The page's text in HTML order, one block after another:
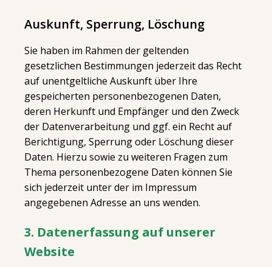
Auskunft, Sperrung, Löschung
Sie haben im Rahmen der geltenden
gesetzlichen Bestimmungen jederzeit das Recht
auf unentgeltliche Auskunft über Ihre
gespeicherten personenbezogenen Daten,
deren Herkunft und Empfänger und den Zweck
der Datenverarbeitung und ggf. ein Recht auf
Berichtigung, Sperrung oder Löschung dieser
Daten. Hierzu sowie zu weiteren Fragen zum
Thema personenbezogene Daten können Sie
sich jederzeit unter der im Impressum
angegebenen Adresse an uns wenden.
3. Datenerfassung auf unserer
Website